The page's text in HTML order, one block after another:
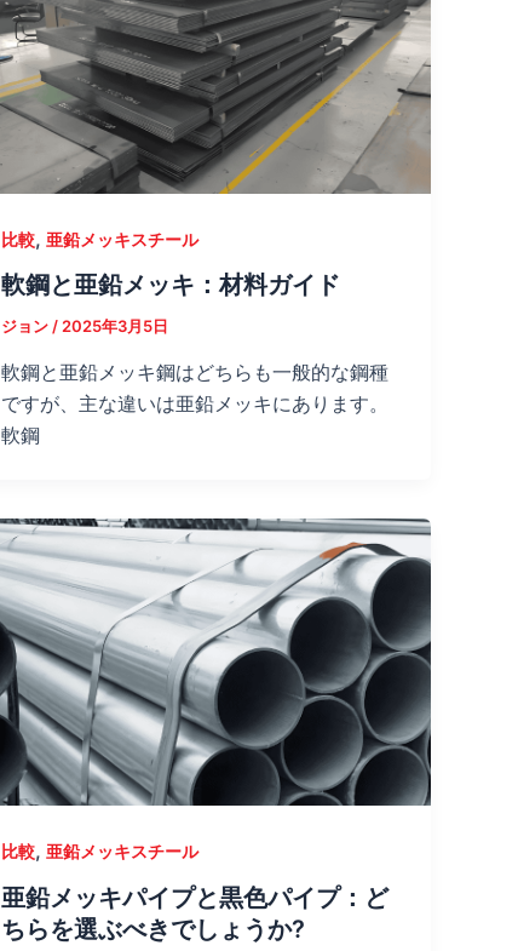
比較, 亜鉛メッキスチール
軟鋼と亜鉛メッキ：材料ガイド
ジョン/2025年3月5日
軟鋼と亜鉛メッキ鋼はどちらも一般的な鋼種
ですが、主な違いは亜鉛メッキにあります。
軟鋼
比較, 亜鉛メッキスチール
亜鉛メッキパイプと黒色パイプ：ど
ちらを選ぶべきでしょうか?